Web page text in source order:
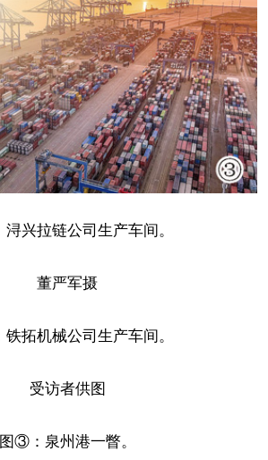
兴拉链公司生产车间。
董严军摄
拓机械公司生产车间。
受访者供图
图③：泉州港一瞥。